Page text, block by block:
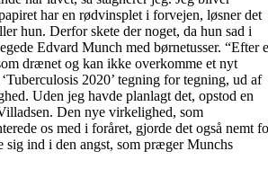
har en rødvinsplet i forvejen, løsner det
hun. Derfor skete der noget, da hun sad i
Edvard Munch med børnetusser. “Efter
drænet og kan ikke overkomme et nyt
2020’ tegning for tegning, ud af
Uden jeg havde planlagt det, opstod en
Den nye virkelighed, som
os med i foråret, gjorde det også nemt
sig ind i den angst, som præger Munchs